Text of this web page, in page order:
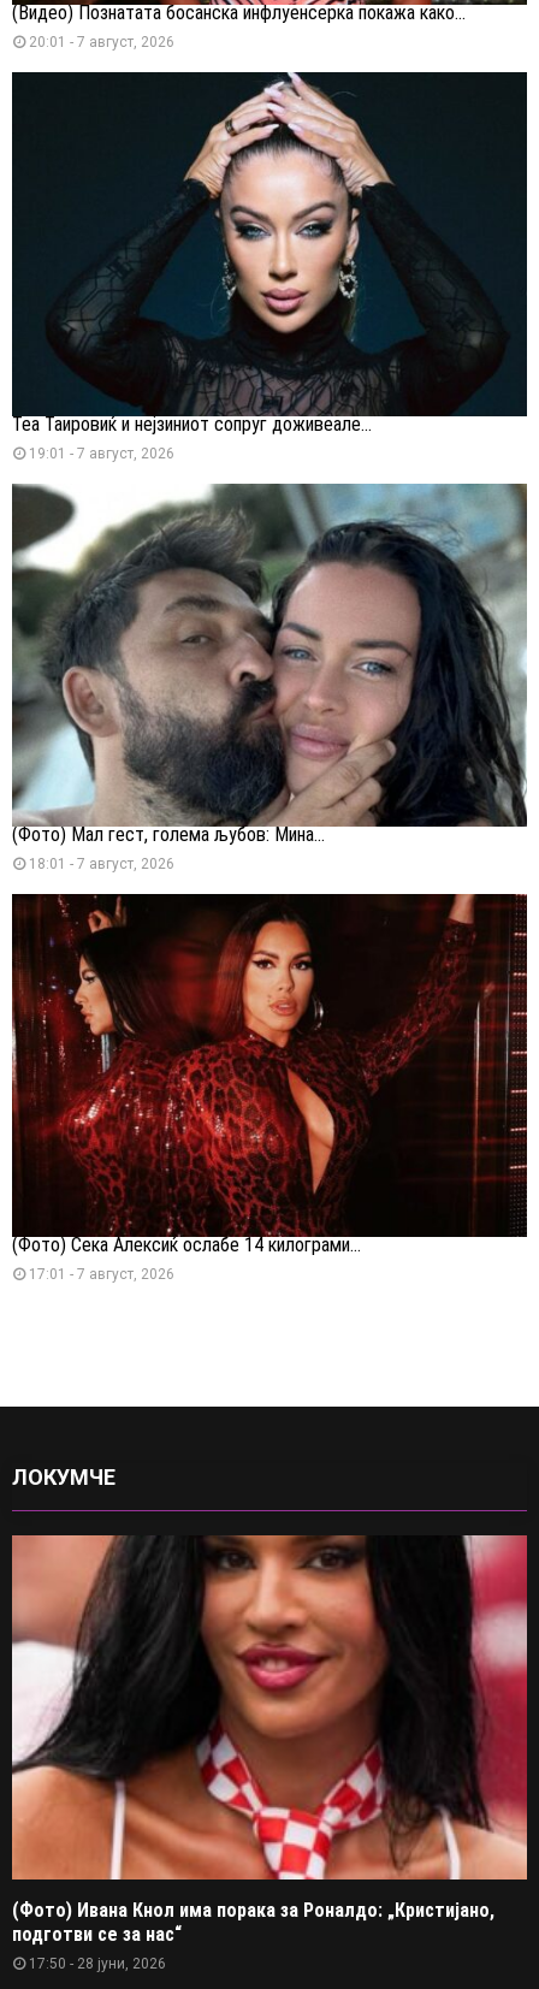
(Видео) Познатата босанска инфлуенсерка покажа како...
20:01 - 7 август, 2026
Теа Таировиќ и нејзиниот сопруг доживеале...
19:01 - 7 август, 2026
(Фото) Мал гест, голема љубов: Мина...
18:01 - 7 август, 2026
(Фото) Сека Алексиќ ослабе 14 килограми...
17:01 - 7 август, 2026
ЛОКУМЧЕ
(Фото) Ивана Кнол има порака за Роналдо: „Кристијано,
подготви се за нас“
17:50 - 28 јуни, 2026